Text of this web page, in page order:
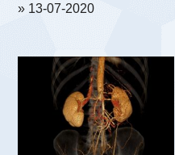
» 13-07-2020